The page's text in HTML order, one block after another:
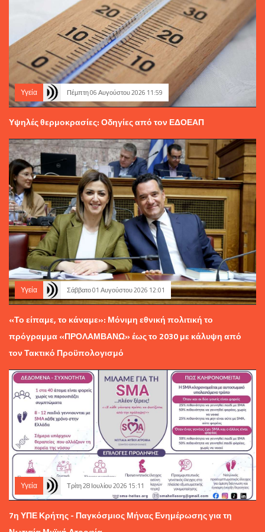
Υγεία Πέμπτη 06 Αυγούστου 2026 11:59
Υψηλές θερμοκρασίες: Οδηγίες από τον ΕΔΟΕΑΠ
Υγεία Σάββατο 01 Αυγούστου 2026 12:01
«Το είπαμε, το κάναμε»: Μόνιμη εθνική πολιτική το
πρόγραμμα «ΠΡΟΛΑΜΒΑΝΩ» έως το 2030 με κάλυψη από
τον Τακτικό Προϋπολογισμό
Υγεία Τρίτη 28 Ιουλίου 2026 15:11
7η ΥΠΕ Κρήτης - Παγκόσμιος Μήνας Ενημέρωσης για τη